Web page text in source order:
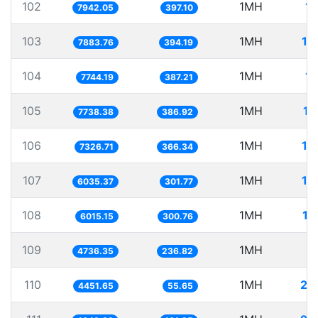
102 7942.05 397.10 1MH
103 7883.76 394.19 1MH
104 7744.19 387.21 1MH
105 7738.38 386.92 1MH
106 7326.71 366.34 1MH
107 6035.37 301.77 1MH
108 6015.15 300.76 1MH
109 4736.35 236.82 1MH
110 4451.65 55.65 1MH